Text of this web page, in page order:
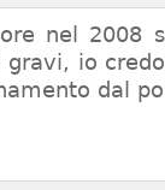
nel 2008
io
dal